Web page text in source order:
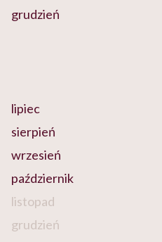
grudzień
lipiec
sierpień
wrzesień
październik
listopad
grudzień